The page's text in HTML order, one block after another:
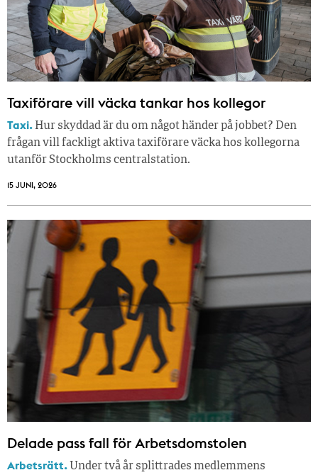
Taxiförare vill väcka tankar hos kollegor
Taxi. Hur skyddad är du om något händer på jobbet? Den
frågan vill fackligt aktiva taxiförare väcka hos kollegorna
utanför Stockholms centralstation.
15 JUNI, 2026
Delade pass fall för Arbetsdomstolen
Arbetsrätt. Under två år splittrades medlemmens